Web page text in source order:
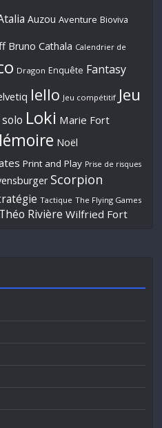
Auzou Aventure Bioviva
Bruno Cathala Calendrier de
Dragon Enquête Fantasy
Iello Jeu compétitif Jeu
Loki Marie Fort
Noël
Print and Play Prise de risques
Scorpion
Tactique The Flying Games
Théo Rivière Wilfried Fort